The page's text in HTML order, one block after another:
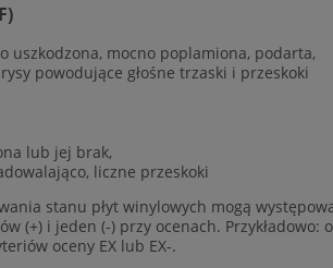
uszkodzona, mocno poplamiona, podarta,
powodujące głośne trzaski i przeskoki
lub jej brak,
liczne przeskoki
stanu płyt winylowych mogą
(+) i jeden (-) przy ocenach. Przykładowo:
oceny EX lub EX-.